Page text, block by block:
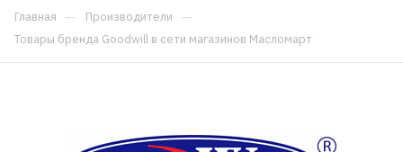
Главная — Производители —
Товары бренда Goodwill в сети магазинов Масломарт